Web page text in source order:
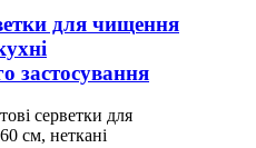
для чищення
застосування